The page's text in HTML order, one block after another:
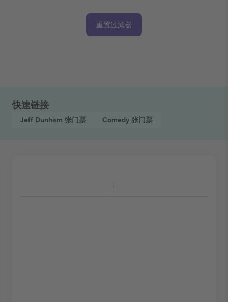
重置过滤器
快速链接
Jeff Dunham 张门票 Comedy 张门票